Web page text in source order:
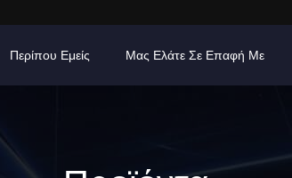
Περίπου Εμείς Μας Ελάτε Σε Επαφή Με